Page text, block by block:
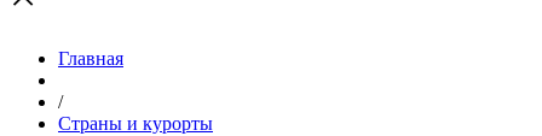
Главная
/
Страны и курорты